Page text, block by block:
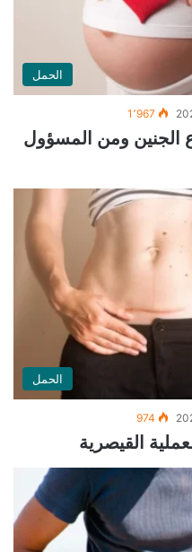
الحمل
1٬967
الجنين ومن المسؤول
الحمل
974